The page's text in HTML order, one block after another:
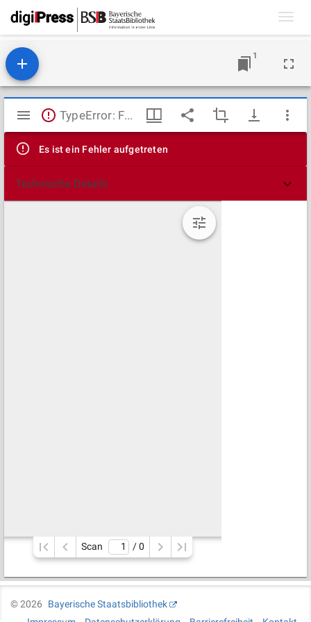
1
Mirador
Viewer
TypeError: Failed to fetch
Es ist ein Fehler aufgetreten
Technische Details
Scan / 0
©2026
Bayerische Staatsbibliothek